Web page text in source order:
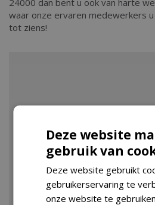
waar onze ervaren medewerkers u
tot ziens!
Deze website
gebruik van
Deze website gebruikt
gebruikerservaring te
onze website te